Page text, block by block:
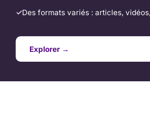
Des formats variés : articles,
Explorer →